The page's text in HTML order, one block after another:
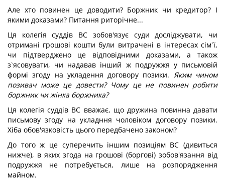
Але хто повинен це доводити? Боржник чи кредитор? І
якими доказами? Питання риторічне...
Ця колегія суддів ВС зобов'язує суди досліджувати, чи
отримані грошові кошти були витрачені в інтересах сім`ї,
чи підтверджено це відповідними доказами, а також
з`ясовувати, чи надавав інший ж подружжя у письмовій
формі згоду на укладення договору позики. Яким чином
позивач може це довести? Чому це не повинен робити
боржник чи жінка боржника?
Ця колегія суддів ВС вважає, що дружина повинна давати
письмову згоду на укладння чоловіком договору позики.
Хіба обов'язковість цього передбачено законом?
До того ж це суперечить іншим позиціям ВС (дивиться
нижче), в яких згода на грошові (боргові) зобов'язання від
подружжя не потребується, лише на розпорядження
майном.